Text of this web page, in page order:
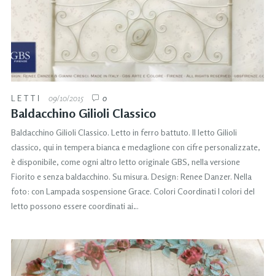
LETTI 09/10/2015 0
Baldacchino Gilioli Classico
Baldacchino Gilioli Classico. Letto in ferro battuto. Il letto Gilioli
classico, qui in tempera bianca e medaglione con cifre personalizzate,
è disponibile, come ogni altro letto originale GBS, nella versione
Fiorito e senza baldacchino. Su misura. Design: Renee Danzer. Nella
foto: con Lampada sospensione Grace. Colori Coordinati I colori del
letto possono essere coordinati ai…